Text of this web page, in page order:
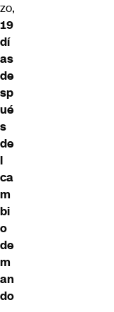
zo,
19
dí
as
de
sp
ué
s
de
l
ca
m
bi
o
de
m
an
do